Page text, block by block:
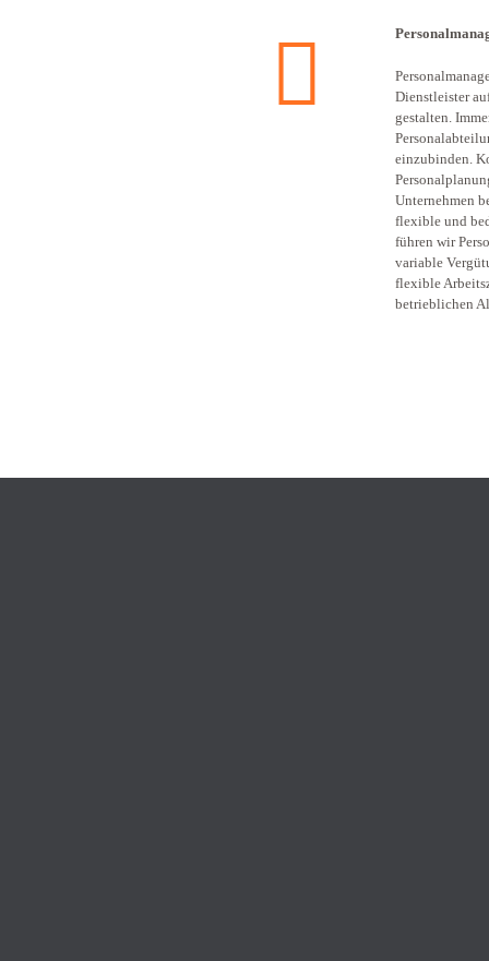
Dienstleister
gestalten.
einzubinden.
Unternehmen
flexible und
führen wir
variable
flexible
betrieblichen